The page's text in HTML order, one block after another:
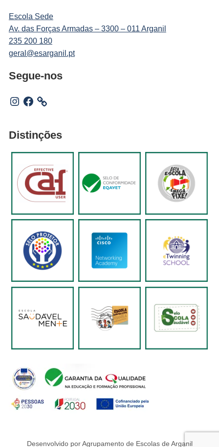
Escola Sede
Av. das Forças Armadas – 3300 – 011 Arganil
235 200 180
geral@esarganil.pt
Segue-nos
Instagram
Facebook
Distinções
Desenvolvido por Agrupamento de Escolas de Arganil